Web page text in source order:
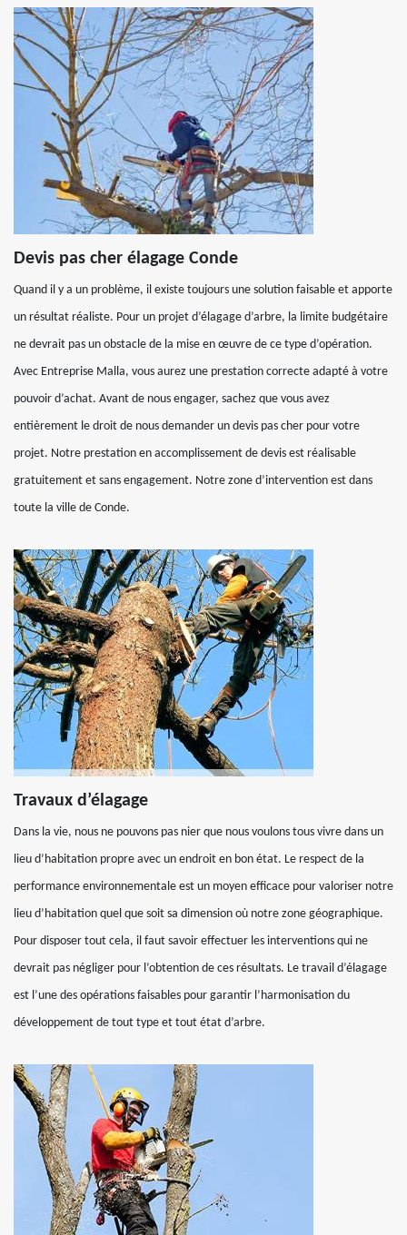
Devis pas cher élagage Conde
Quand il y a un problème, il existe toujours une solution faisable et apporte
un résultat réaliste. Pour un projet d’élagage d’arbre, la limite budgétaire
ne devrait pas un obstacle de la mise en œuvre de ce type d’opération.
Avec Entreprise Malla, vous aurez une prestation correcte adapté à votre
pouvoir d’achat. Avant de nous engager, sachez que vous avez
entièrement le droit de nous demander un devis pas cher pour votre
projet. Notre prestation en accomplissement de devis est réalisable
gratuitement et sans engagement. Notre zone d’intervention est dans
toute la ville de Conde.
Travaux d’élagage
Dans la vie, nous ne pouvons pas nier que nous voulons tous vivre dans un
lieu d’habitation propre avec un endroit en bon état. Le respect de la
performance environnementale est un moyen efficace pour valoriser notre
lieu d’habitation quel que soit sa dimension où notre zone géographique.
Pour disposer tout cela, il faut savoir effectuer les interventions qui ne
devrait pas négliger pour l’obtention de ces résultats. Le travail d’élagage
est l’une des opérations faisables pour garantir l’harmonisation du
développement de tout type et tout état d’arbre.